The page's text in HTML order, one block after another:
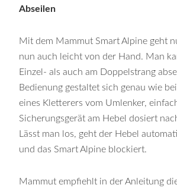
Abseilen
Mit dem Mammut Smart Alpine geht
nun auch leicht von der Hand. Man
Einzel- als auch am Doppelstrang
Bedienung gestaltet sich genau wie
eines Kletterers vom Umlenker,
Sicherungsgerät am Hebel dosiert
Lässt man los, geht der Hebel
und das Smart Alpine blockiert.
Mammut empfiehlt in der Anleitung